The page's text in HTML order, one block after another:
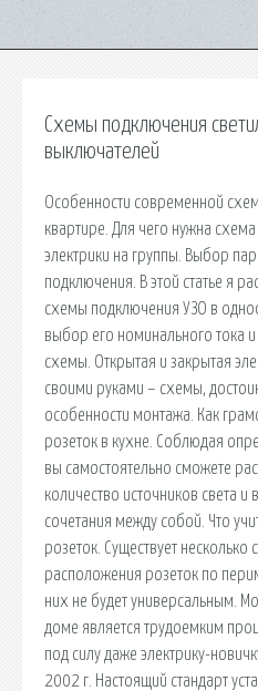
Схемы подключения
выключателей
Особенности современной
квартире. Для чего нужна
электрики на группы. Выбор
подключения. В этой статье я
схемы подключения УЗО в
выбор его номинального тока и
схемы. Открытая и закрытая
своими руками – схемы,
особенности монтажа. Как
розеток в кухне. Соблюдая
вы самостоятельно сможете
количество источников света
сочетания между собой. Что
розеток. Существует несколько
расположения розеток по
них не будет универсальным.
доме является трудоемким
под силу даже электрику-
2002 г. Настоящий стандарт